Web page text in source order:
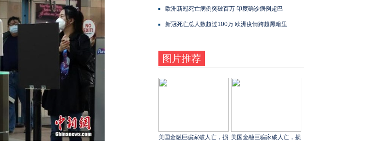
欧洲新冠死亡病例突破百万 印度确诊病例超巴
新冠死亡总人数超过100万 欧洲疫情跨越黑暗里
图片推荐
美国金融巨骗家破人亡，损 美国金融巨骗家破人亡，损